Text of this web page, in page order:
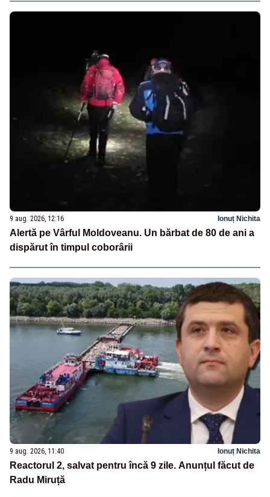
9 aug. 2026, 12:16 Ionuț Nichita
Alertă pe Vârful Moldoveanu. Un bărbat de 80 de ani a
dispărut în timpul coborârii
9 aug. 2026, 11:40 Ionuț Nichita
Reactorul 2, salvat pentru încă 9 zile. Anunțul făcut de
Radu Miruță